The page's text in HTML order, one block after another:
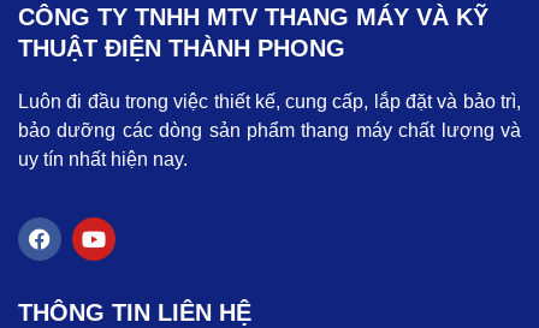
CÔNG TY TNHH MTV THANG MÁY VÀ KỸ
THUẬT ĐIỆN THÀNH PHONG
Luôn đi đầu trong việc thiết kế, cung cấp, lắp đặt và bảo trì,
bảo dưỡng các dòng sản phẩm thang máy chất lượng và
uy tín nhất hiện nay.
F
a
b
Y
o
u
THÔNG TIN LIÊN HỆ